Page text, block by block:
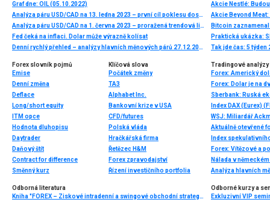
Graf dne: OIL (05.10.2022)
Analýza páru USD/CAD na 13. ledna 2023 – první cíl poklesu dosažen
Analýza páru USD/CAD na 1. června 2023 – proražená trendová linie a potenciál dalšího poklesu
Fed čeká na inflaci. Dolar může výrazně kolísat
Denní rychlý přehled – analýzy hlavních měnových párů 27.12.2013
Akcie Nestlé:
Akcie Beyond
Bitcoin
Praktická ukázka:
Tak jde čas: 5 týden
Forex slovník pojmů
Emise
Denní změna
Deflace
Long/short equity
ITM opce
Hodnota dluhopisu
Daytrader
Daňový štít
Contract for difference
Směnný kurz
Klíčová slova
Počátek změny
TA3
Alphabet Inc.
Bankovní krize v USA
CFD/futures
Polská vláda
Hračkářská firma
Řetězec H&M
Forex zpravodajství
Řízení investičního portfolia
Tradingové analýzy
Sberbank: Ruská
Index DAX (Eurex)
Aktuálně otevřené
Index
Forex: Vítězové a
Nálada v
Analýza hlavních
Odborná literatura
Kniha "FOREX – Ziskové intradenní a swingové obchodní strategie" od Kathy Lien vychází v češtině!
Odborné kurzy a
Exkluzivní VIP